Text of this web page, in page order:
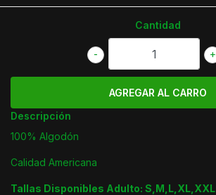
Cantidad
+
-
Descripción
100% Algodón
Calidad Americana
Tallas Disponibles Adulto: S,M,L,XL,XXL